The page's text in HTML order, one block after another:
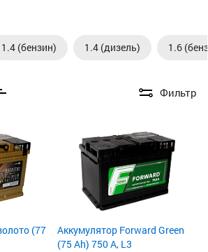
1.4 (бензин) 1.4 (дизель) 1.6
Фильтр
(77
Аккумулятор Forward Green
(75 Ah) 750 А, L3